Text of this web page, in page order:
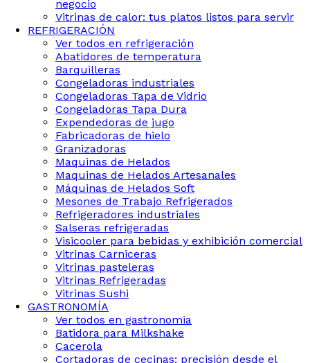
negocio
Vitrinas de calor: tus platos listos para servir
REFRIGERACIÓN
Ver todos en refrigeración
Abatidores de temperatura
Barquilleras
Congeladoras industriales
Congeladoras Tapa de Vidrio
Congeladoras Tapa Dura
Expendedoras de jugo
Fabricadoras de hielo
Granizadoras
Maquinas de Helados
Maquinas de Helados Artesanales
Máquinas de Helados Soft
Mesones de Trabajo Refrigerados
Refrigeradores industriales
Salseras refrigeradas
Visicooler para bebidas y exhibición comercial
Vitrinas Carniceras
Vitrinas pasteleras
Vitrinas Refrigeradas
Vitrinas Sushi
GASTRONOMÍA
Ver todos en gastronomia
Batidora para Milkshake
Cacerola
Cortadoras de cecinas: precisión desde el